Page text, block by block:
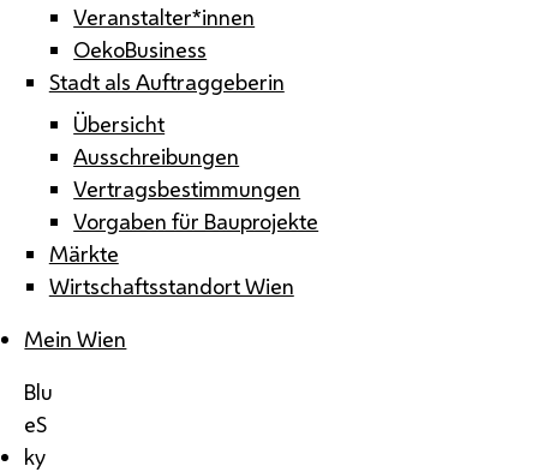
Veranstalter*innen
OekoBusiness
Stadt als Auftraggeberin
Übersicht
Ausschreibungen
Vertragsbestimmungen
Vorgaben für Bauprojekte
Märkte
Wirtschaftsstandort Wien
Mein Wien
Blu
eS
ky